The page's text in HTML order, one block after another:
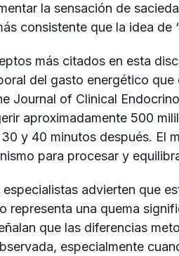
la sensación de
consistente que la idea de
más citados en esta
del gasto energético
Journal of Clinical
aproximadamente 500
y 40 minutos después. El
para procesar y
advierten que
representa una quema
que las diferencias
especialmente